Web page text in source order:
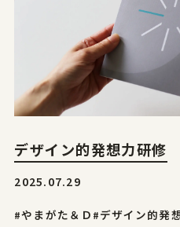
デザイン的発想力研修
2025.07.29
#やまがた＆Ｄ #デザイン的発